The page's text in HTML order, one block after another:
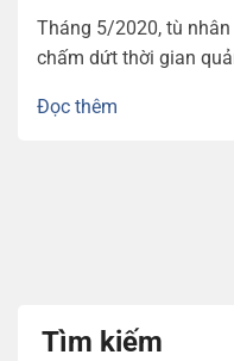
Tháng 5/2020, tù
chấm dứt thời gian
Đọc thêm
Tìm kiếm